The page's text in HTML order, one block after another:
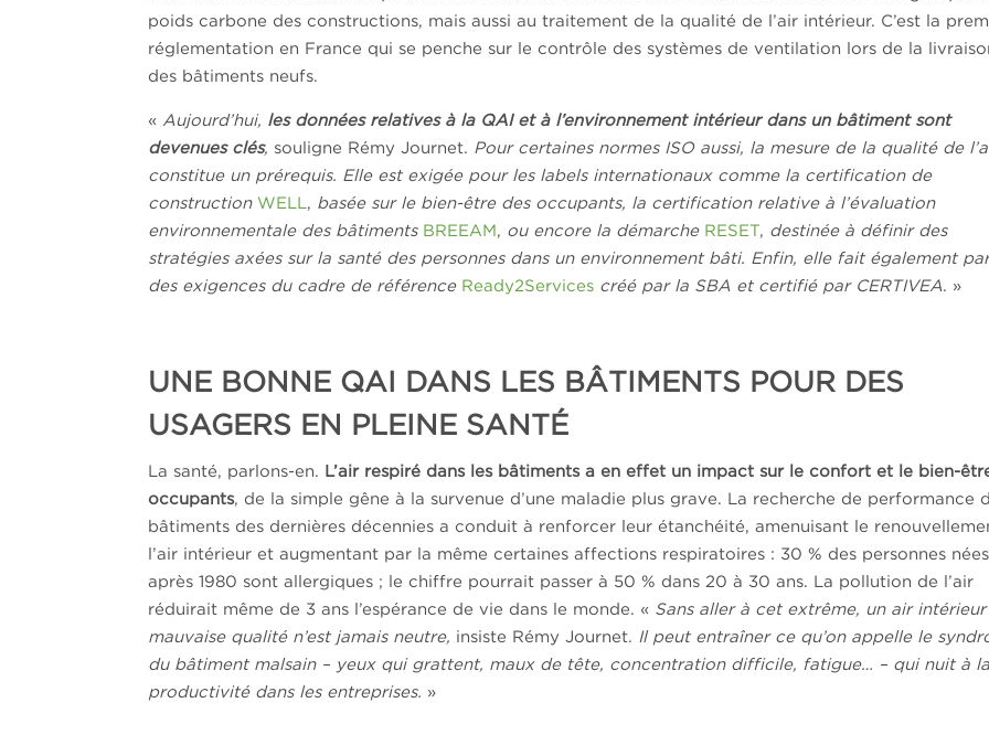
poids carbone des constructions, mais aussi au traitement de la qualité de l’air intérieur. C’est la
réglementation en France qui se penche sur le contrôle des systèmes de ventilation lors de la
des bâtiments neufs.
« Aujourd’hui, les données relatives à la QAI et à l’environnement intérieur dans un bâtiment sont
devenues clés, souligne Rémy Journet. Pour certaines normes ISO aussi, la mesure de la qualité de
constitue un prérequis. Elle est exigée pour les labels internationaux comme la certification de
construction WELL
basée sur le bien-être des occupants, la certification relative à l’évaluation
environnementale des bâtiments BREEAM ou encore la démarche RESET
destinée à définir des
stratégies axées sur la santé des personnes dans un environnement bâti. Enfin, elle fait également
des exigences du cadre de référence Ready2Services créé par la SBA et certifié par CERTIVEA . »
UNE BONNE QAI DANS LES BÂTIMENTS POUR DES
USAGERS EN PLEINE SANTÉ
La santé, parlons-en. L’air respiré dans les bâtiments a en effet un impact sur le confort et le bien-
occupants, de la simple gêne à la survenue d’une maladie plus grave. La recherche de performance
bâtiments des dernières décennies a conduit à renforcer leur étanchéité, amenuisant le
l’air intérieur et augmentant par la même certaines affections respiratoires : 30 % des personnes nées
après 1980 sont allergiques ; le chiffre pourrait passer à 50 % dans 20 à 30 ans. La pollution de l’air
réduirait même de 3 ans l’espérance de vie dans le monde. « Sans aller à cet extrême, un air
mauvaise qualité n’est jamais neutre, insiste Rémy Journet.
Il peut entraîner ce qu’on appelle le
du bâtiment malsain – yeux qui grattent, maux de tête, concentration difficile, fatigue… – qui nuit à la
productivité dans les entreprises. »